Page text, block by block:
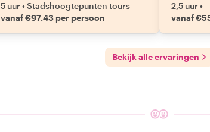
5 uur •Stadshoogtepunten tours
vanaf €97.43 per persoon
2,5 uur •
vanaf
Bekijk alle ervaringen